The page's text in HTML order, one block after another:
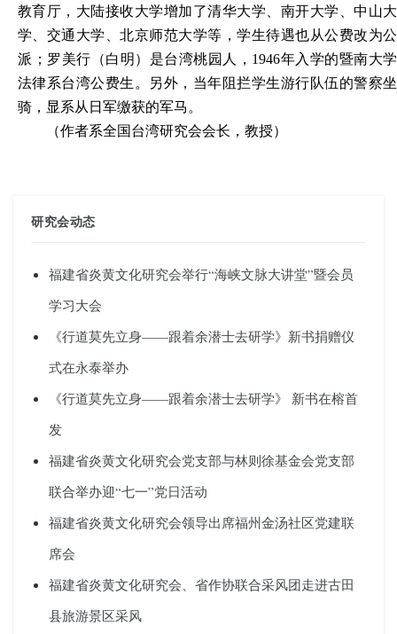
教育厅，大陆接收大学增加了清华大学、南开大学、中山大
学、交通大学、北京师范大学等，学生待遇也从公费改为公
派；罗美行（白明）是台湾桃园人，1946年入学的暨南大学
法律系台湾公费生。另外，当年阻拦学生游行队伍的警察坐
骑，显系从日军缴获的军马。
（作者系全国台湾研究会会长，教授）
研究会动态
福建省炎黄文化研究会举行“海峡文脉大讲堂”暨会员
学习大会
《行道莫先立身——跟着余潜士去研学》新书捐赠仪
式在永泰举办
《行道莫先立身——跟着余潜士去研学》 新书在榕首
发
福建省炎黄文化研究会党支部与林则徐基金会党支部
联合举办迎“七一”党日活动
福建省炎黄文化研究会领导出席福州金汤社区党建联
席会
福建省炎黄文化研究会、省作协联合采风团走进古田
县旅游景区采风